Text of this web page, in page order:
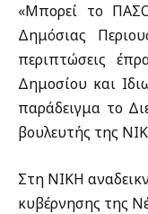
«Μπορεί το
Δημόσιας
περιπτώσεις
Δημοσίου και
παράδειγμα το
βουλευτής της
Στη ΝΙΚΗ
κυβέρνησης της